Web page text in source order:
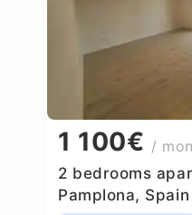
1 100€ /
2 bedrooms
Pamplona, Spain